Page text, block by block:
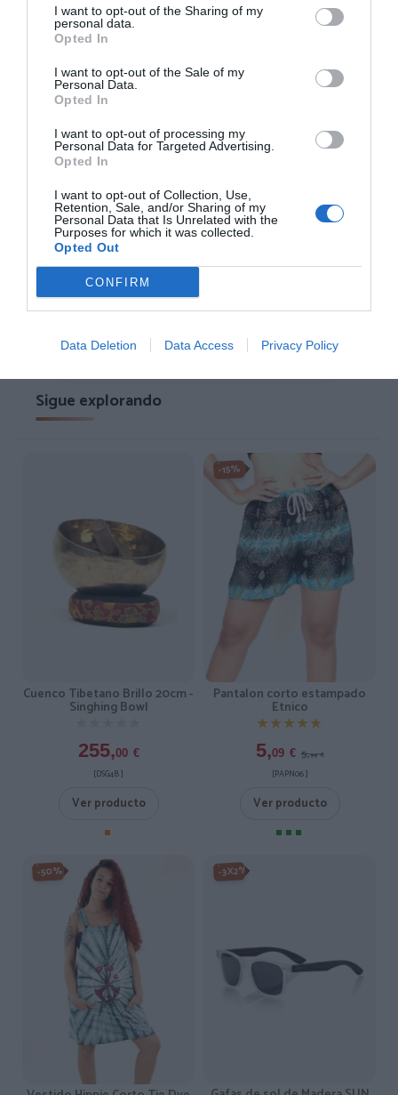
I want to opt-out of the Sharing of my
personal data.
Opted In
I want to opt-out of the Sale of my
Personal Data.
Opted In
I want to opt-out of processing my
Personal Data for Targeted Advertising.
Opted In
I want to opt-out of Collection, Use,
Retention, Sale, and/or Sharing of my
Personal Data that Is Unrelated with the
Purposes for which it was collected.
Opted Out
CONFIRM
Data Deletion Data Access Privacy Policy
ZAS DESDE 1999
Casi 3 décadas vistiendo almas libres con piezas
auténticas traídas directamente de origen.
4,7/5 · 1.197 valoraciones
Sigue explorando
Cuenco Tibetano Brillo 20cm -
Singhing Bowl
255,00 €
[DSG4B ]
Ver producto
-15%
Pantalon corto estampado
Etnico
★★★★★
★★★★★
5,09 € 5,99 €
[PAPN06 ]
Ver producto
-50% -3X2%